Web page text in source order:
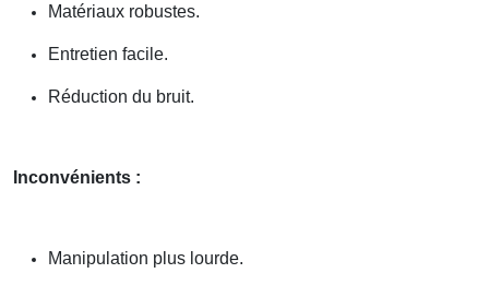
Matériaux robustes.
Entretien facile.
Réduction du bruit.
Inconvénients :
Manipulation plus lourde.